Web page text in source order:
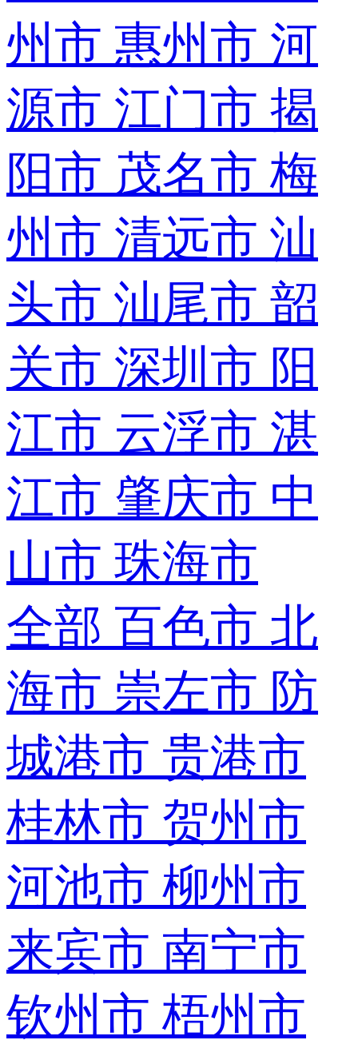
州市 惠州市 河
源市 江门市 揭
阳市 茂名市 梅
州市 清远市 汕
头市 汕尾市 韶
关市 深圳市 阳
江市 云浮市 湛
江市 肇庆市 中
山市 珠海市
全部 百色市 北
海市 崇左市 防
城港市 贵港市
桂林市 贺州市
河池市 柳州市
来宾市 南宁市
钦州市 梧州市